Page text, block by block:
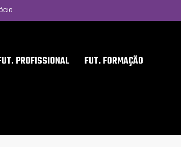
PROFISSIONAL FUT. FORMAÇÃO